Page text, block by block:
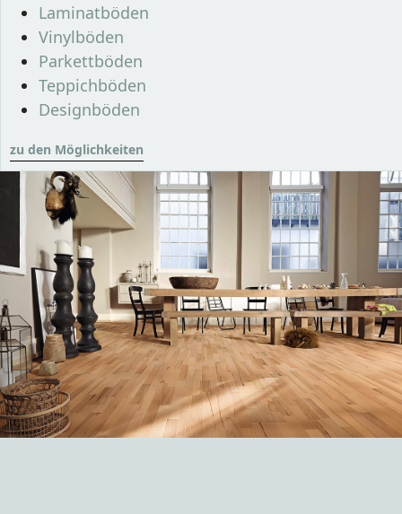
Laminatböden
Vinylböden
Parkettböden
Teppichböden
Designböden
zu den Möglichkeiten